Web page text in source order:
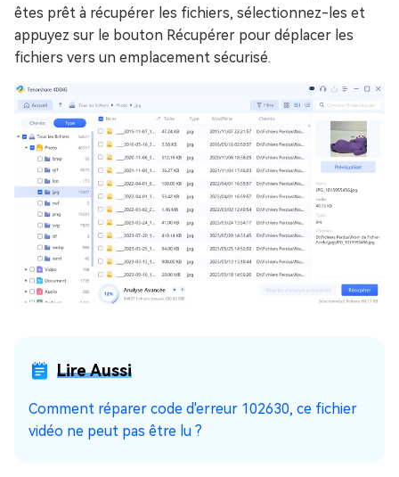
êtes prêt à récupérer les fichiers, sélectionnez-les et
appuyez sur le bouton Récupérer pour déplacer les
fichiers vers un emplacement sécurisé.
Lire Aussi
Comment réparer code d'erreur 102630, ce fichier
vidéo ne peut pas être lu ?